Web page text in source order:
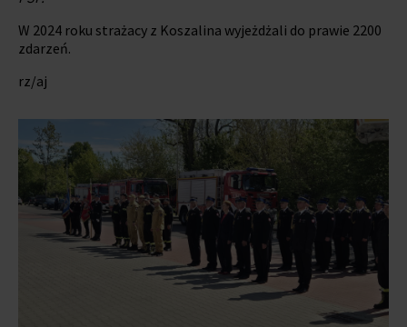
W 2024 roku strażacy z Koszalina wyjeżdżali do prawie 2200
zdarzeń.
rz/aj